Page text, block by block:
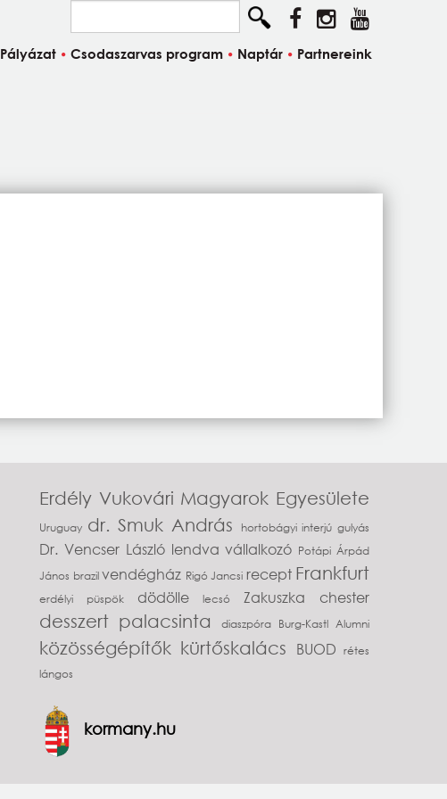
Pályázat Csodaszarvas program Naptár Partnereink
Erdély Vukovári Magyarok Egyesülete
Uruguay dr. Smuk András hortobágyiinterjúgulyás
Dr. Vencser László lendvavállalkozó Potápi Árpád
János brazilvendégház Rigó Jancsi recept Frankfurt
erdélyi püspök dödöllelecsóZakuszka chester
desszert palacsintadiaszpóra Burg-Kastl Alumni
közösségépítők kürtőskalács BUOD rétes
lángos
kormany.hu